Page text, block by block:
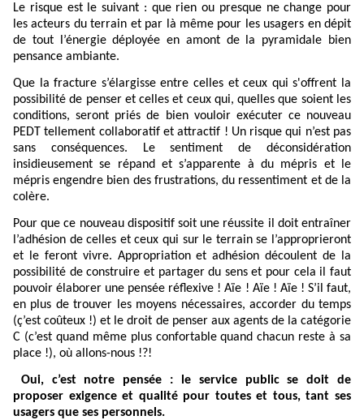
Le risque est le suivant : que rien ou presque ne change pour
les acteurs du terrain et par là même pour les usagers en dépit
de tout l’énergie déployée en amont de la pyramidale bien
pensance ambiante.
Que la fracture s’élargisse entre celles et ceux qui s'offrent la
possibilité de penser et celles et ceux qui, quelles que soient les
conditions, seront priés de bien vouloir exécuter ce nouveau
PEDT tellement collaboratif et attractif ! Un risque qui n’est pas
sans conséquences. Le sentiment de déconsidération
insidieusement se répand et s’apparente à du mépris et le
mépris engendre bien des frustrations, du ressentiment et de la
colère.
Pour que ce nouveau dispositif soit une réussite il doit entraîner
l’adhésion de celles et ceux qui sur le terrain se l’approprieront
et le feront vivre. Appropriation et adhésion découlent de la
possibilité de construire et partager du sens et pour cela il faut
pouvoir élaborer une pensée réflexive ! Aïe ! Aïe ! Aïe ! S’il faut,
en plus de trouver les moyens nécessaires, accorder du temps
(ç’est coûteux !) et le droit de penser aux agents de la catégorie
C (c’est quand même plus confortable quand chacun reste à sa
place !), où allons-nous !?!
Oui, c’est notre pensée : le service public se doit de
proposer exigence et qualité pour toutes et tous, tant ses
usagers que ses personnels.